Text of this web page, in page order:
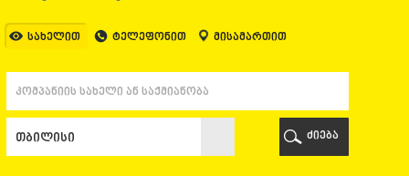
სახელით ტელეფონით მისამართით
ᲑᲐᲗᲣᲛᲘ
ᲥᲝᲑᲣᲚᲔᲗᲘ
ᲨᲣᲐᲮᲔᲕᲘ
ᲩᲐᲥᲕᲘ
ძიება